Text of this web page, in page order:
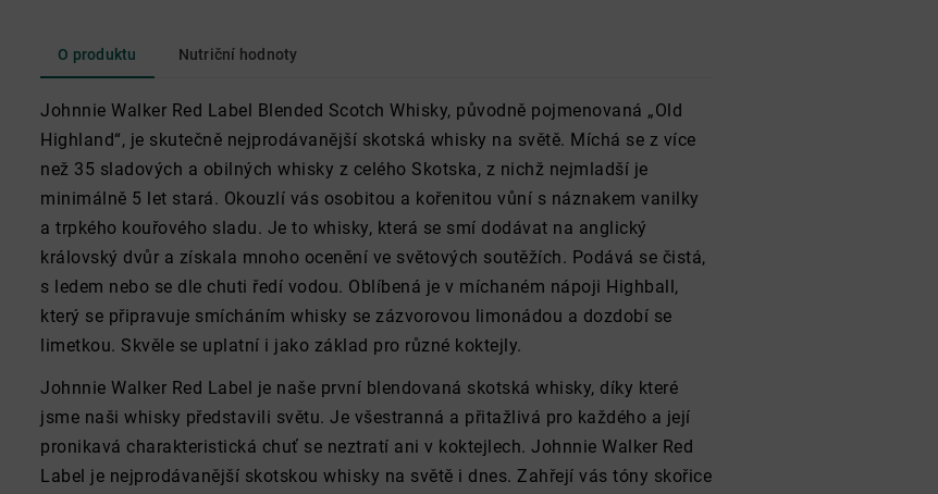
O produktu Nutriční hodnoty
Johnnie Walker Red Label Blended Scotch Whisky, původně pojmenovaná „Old
Highland“, je skutečně nejprodávanější skotská whisky na světě. Míchá se z více
než 35 sladových a obilných whisky z celého Skotska, z nichž nejmladší je
minimálně 5 let stará. Okouzlí vás osobitou a kořenitou vůní s náznakem vanilky
a trpkého kouřového sladu. Je to whisky, která se smí dodávat na anglický
královský dvůr a získala mnoho ocenění ve světových soutěžích. Podává se čistá,
s ledem nebo se dle chuti ředí vodou. Oblíbená je v míchaném nápoji Highball,
který se připravuje smícháním whisky se zázvorovou limonádou a dozdobí se
limetkou. Skvěle se uplatní i jako základ pro různé koktejly.
Johnnie Walker Red Label je naše první blendovaná skotská whisky, díky které
jsme naši whisky představili světu. Je všestranná a přitažlivá pro každého a její
pronikavá charakteristická chuť se neztratí ani v koktejlech. Johnnie Walker Red
Label je nejprodávanější skotskou whisky na světě i dnes. Zahřejí vás tóny skořice